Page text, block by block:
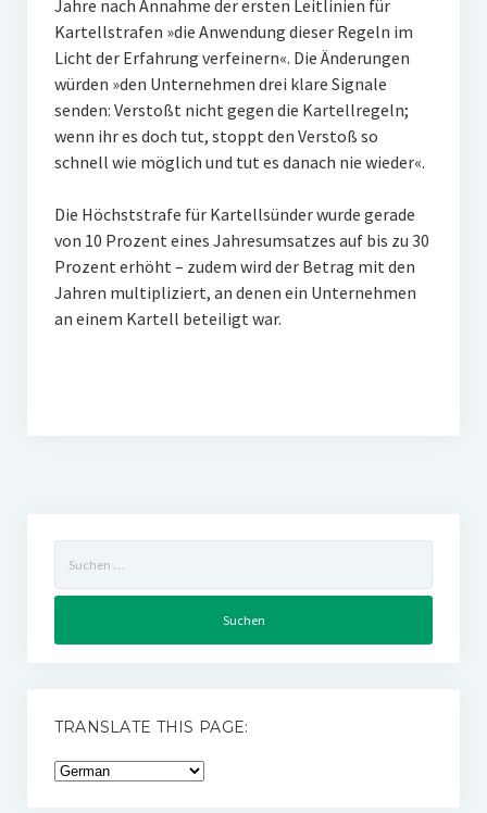
Jahre nach Annahme der ersten Leitlinien für
Kartellstrafen »die Anwendung dieser Regeln im
Licht der Erfahrung verfeinern«. Die Änderungen
würden »den Unternehmen drei klare Signale
senden: Verstoßt nicht gegen die Kartellregeln;
wenn ihr es doch tut, stoppt den Verstoß so
schnell wie möglich und tut es danach nie wieder«.
Die Höchststrafe für Kartellsünder wurde gerade
von 10 Prozent eines Jahresumsatzes auf bis zu 30
Prozent erhöht – zudem wird der Betrag mit den
Jahren multipliziert, an denen ein Unternehmen
an einem Kartell beteiligt war.
nach:
TRANSLATE THIS PAGE: